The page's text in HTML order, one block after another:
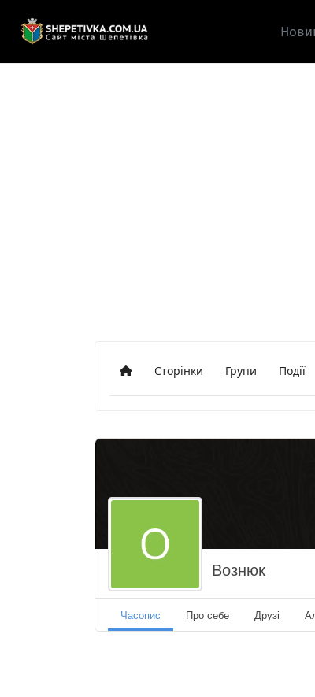
ДодомуСторінки Групи Події
Вознюк
Часопис Про себе Друзі